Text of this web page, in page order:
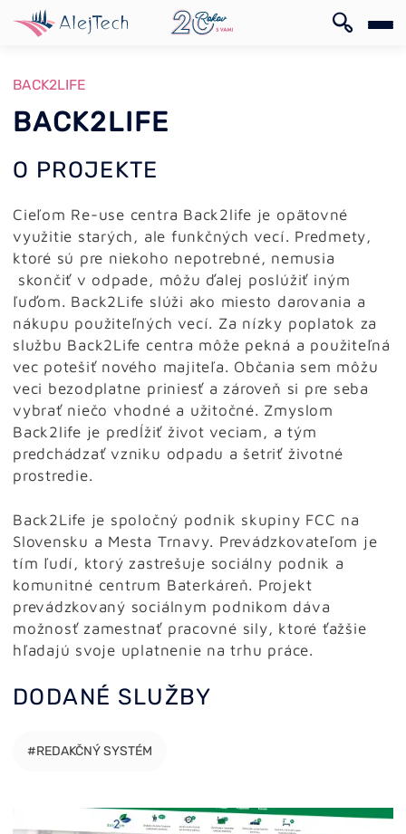
EN
BACK2LIFE
BACK2LIFE
O PROJEKTE
Cieľom Re-use centra Back2life je opätovné
využitie starých, ale funkčných vecí. Predmety,
ktoré sú pre niekoho nepotrebné, nemusia
skončiť v odpade, môžu ďalej poslúžiť iným
ľuďom. Back2Life slúži ako miesto darovania a
nákupu použiteľných vecí. Za nízky poplatok za
službu Back2Life centra môže pekná a použiteľná
vec potešiť nového majiteľa. Občania sem môžu
veci bezodplatne priniesť a zároveň si pre seba
vybrať niečo vhodné a užitočné. Zmyslom
Back2life je predĺžiť život veciam, a tým
predchádzať vzniku odpadu a šetriť životné
prostredie.
Back2Life je spoločný podnik skupiny FCC na
Slovensku a Mesta Trnavy. Prevádzkovateľom je
tím ľudí, ktorý zastrešuje sociálny podnik a
komunitné centrum Baterkáreň. Projekt
prevádzkovaný sociálnym podnikom dáva
možnosť zamestnať pracovné sily, ktoré ťažšie
hľadajú svoje uplatnenie na trhu práce.
DODANÉ SLUŽBY
#REDAKČNÝ SYSTÉM